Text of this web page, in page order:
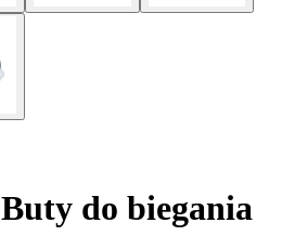
Buty do biegania